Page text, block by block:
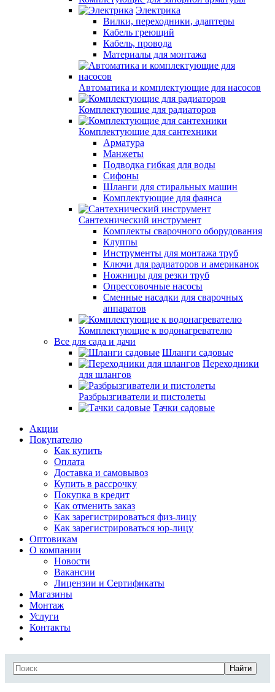
Электрика
Вилки, переходники, адаптеры
Кабель греющий
Кабель, провода
Материалы для монтажа
Автоматика и комплектующие для насосов
Комплектующие для радиаторов
Комплектующие для сантехники
Арматура
Манжеты
Подводка гибкая для воды
Сифоны
Шланги для стиральных машин
Комплектующие для фаянса
Сантехнический инструмент
Комплекты сварочного оборудования
Клуппы
Инструменты для монтажа труб
Ключи для радиаторов и американок
Ножницы для резки труб
Опрессовочные насосы
Сменные насадки для сварочных
аппаратов
Комплектующие к водонагревателю
Все для сада и дачи
Шланги садовые
Переходники
для шлангов
Разбрызгиватели и пистолеты
Тачки садовые
Акции
Покупателю
Как купить
Оплата
Доставка и самовывоз
Купить в рассрочку
Покупка в кредит
Как отменить заказ
Как зарегистрироваться физ-лицу
Как зарегистрироваться юр-лицу
Оптовикам
О компании
Новости
Вакансии
Лицензии и Сертификаты
Магазины
Монтаж
Услуги
Контакты
Найти